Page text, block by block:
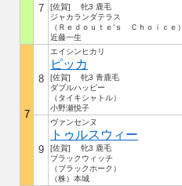
7
[佐賀] 牝3 鹿毛
ジャカランダテラス
（Ｒｅｄｏｕｔｅ’ｓ Ｃｈｏｉｃｅ）
近藤一生
7
8
エイシンヒカリ
ピッカ
[佐賀] 牝3 青鹿毛
ダブルハッピー
（タイキシャトル）
小野瀬悦子
9
ヴァンセンヌ
トゥルスウィー
[佐賀] 牝3 鹿毛
ブラックウィッチ
（ブラックホーク）
（株）本城